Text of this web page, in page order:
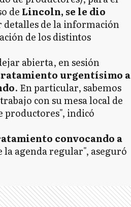
de Lincoln, se le dio
de la información
de los distintos
abierta, en sesión
urgentísimo a
. En particular, sabemos
con su mesa local de
productores", indicó
convocando a
la agenda regular", aseguró